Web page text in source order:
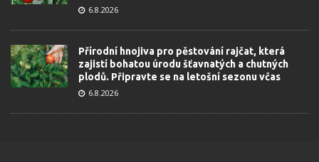
6.8.2026
Přírodní hnojiva pro pěstování rajčat, která
zajistí bohatou úrodu šťavnatých a chutných
plodů. Připravte se na letošní sezonu včas
6.8.2026